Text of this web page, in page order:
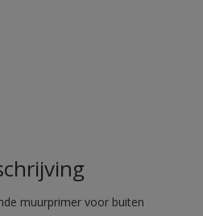
muurprimer voor buiten